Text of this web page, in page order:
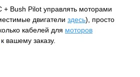
+ Bush Pilot управлять моторами
двигатели здесь), просто
кабелей для моторов
к вашему заказу.